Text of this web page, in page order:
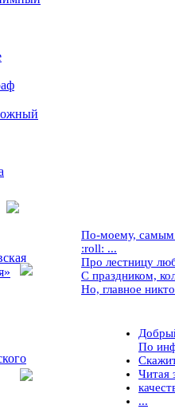
По-моему, самым
:roll: ...
Про лестницу
С праздником,
Но, главное
По
Читая
...